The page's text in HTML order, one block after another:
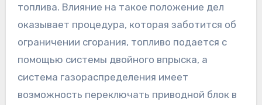
топлива. Влияние на такое положение дел
оказывает процедура, которая заботится об
ограничении сгорания, топливо подается с
помощью системы двойного впрыска, а
система газораспределения имеет
возможность переключать приводной блок в